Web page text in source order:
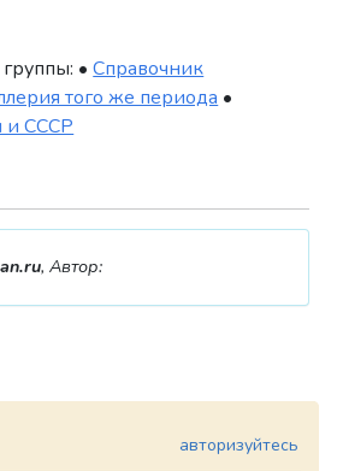
группы: •Справочник
того же периода•
и СССР
, Автор:
авторизуйтесь